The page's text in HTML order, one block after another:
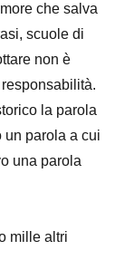
che salva
scuole di
non è
la parola
un parola a cui
una parola
mille altri